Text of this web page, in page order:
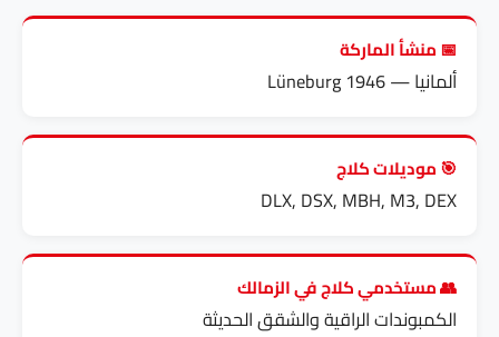
📅 منشأ الماركة
ألمانيا — Lüneburg 1946
🎯 موديلات كلاج
DLX, DSX, MBH, M3, DEX
👥 مستخدمي كلاج في الزمالك
الكمبوندات الراقية والشقق الحديثة